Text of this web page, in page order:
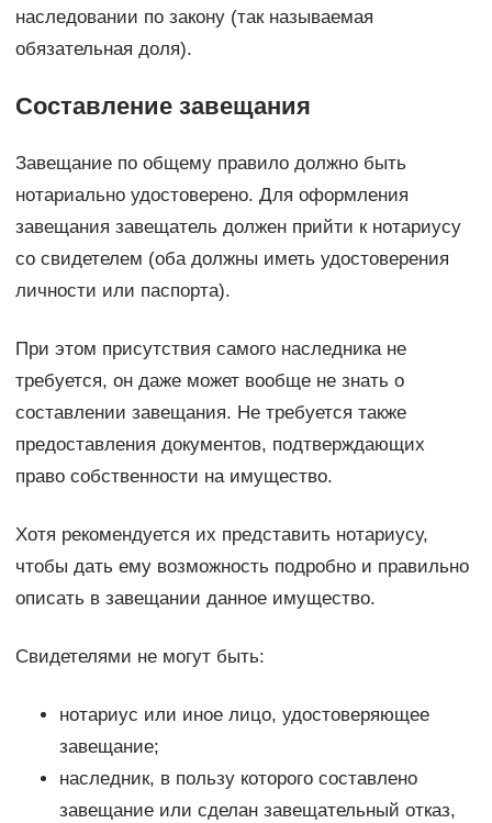
наследовании по закону (так называемая
обязательная доля).
Составление завещания
Завещание по общему правило должно быть
нотариально удостоверено. Для оформления
завещания завещатель должен прийти к нотариусу
со свидетелем (оба должны иметь удостоверения
личности или паспорта).
При этом присутствия самого наследника не
требуется, он даже может вообще не знать о
составлении завещания. Не требуется также
предоставления документов, подтверждающих
право собственности на имущество.
Хотя рекомендуется их представить нотариусу,
чтобы дать ему возможность подробно и правильно
описать в завещании данное имущество.
Свидетелями не могут быть:
нотариус или иное лицо, удостоверяющее
завещание;
наследник, в пользу которого составлено
завещание или сделан завещательный отказ,